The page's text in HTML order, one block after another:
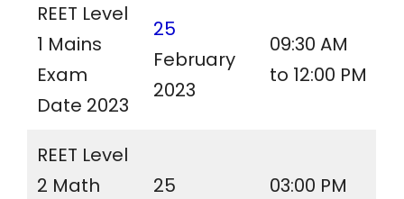
REET Level
1 Mains
Exam
Date 2023
25
February
2023
09:30 AM
to 12:00 PM
REET Level
2 Math
25
03:00 PM